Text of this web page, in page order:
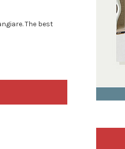
The best